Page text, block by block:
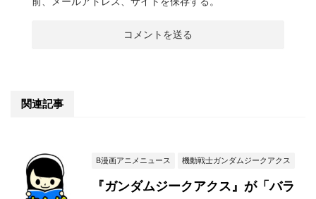
関連記事
B漫画アニメニュース 機動戦士ガンダムジークアクス
『ガンダムジークアクス』が「バラ